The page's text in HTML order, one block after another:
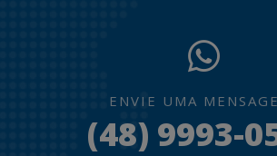
ENVIE UMA
(48) 9993-